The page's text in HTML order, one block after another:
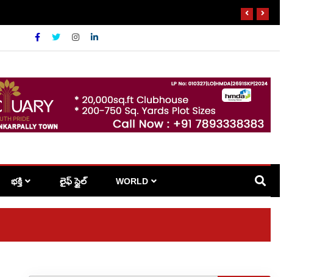
భక్తి లైఫ్ స్టైల్ WORLD